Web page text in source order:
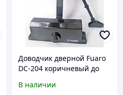
Доводчик дверной Fuaro
DC-204 коричневый до
В наличии